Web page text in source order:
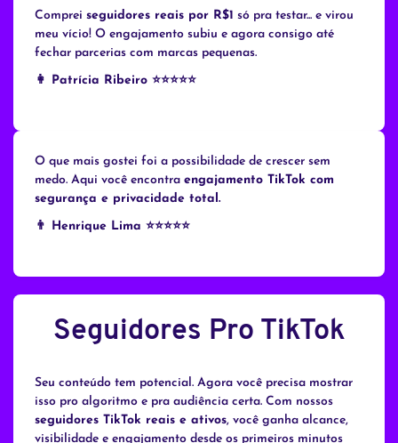
Comprei seguidores reais por R$1 só pra testar... e virou
meu vício! O engajamento subiu e agora consigo até
fechar parcerias com marcas pequenas.
👩 Patrícia Ribeiro ⭐⭐⭐⭐⭐
O que mais gostei foi a possibilidade de crescer sem
medo. Aqui você encontra engajamento TikTok com
segurança e privacidade total.
👨 Henrique Lima ⭐⭐⭐⭐⭐
Seguidores Pro TikTok
Seu conteúdo tem potencial. Agora você precisa mostrar
isso pro algoritmo e pra audiência certa. Com nossos
seguidores TikTok reais e ativos, você ganha alcance,
visibilidade e engajamento desde os primeiros minutos